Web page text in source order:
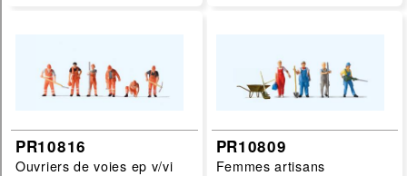
car-system
alimentation
digital
PR10816
Ouvriers de voies ep v/vi
PR10809
Femmes artisans